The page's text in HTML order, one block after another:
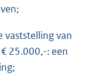
vaststelling van
25.000,-: een